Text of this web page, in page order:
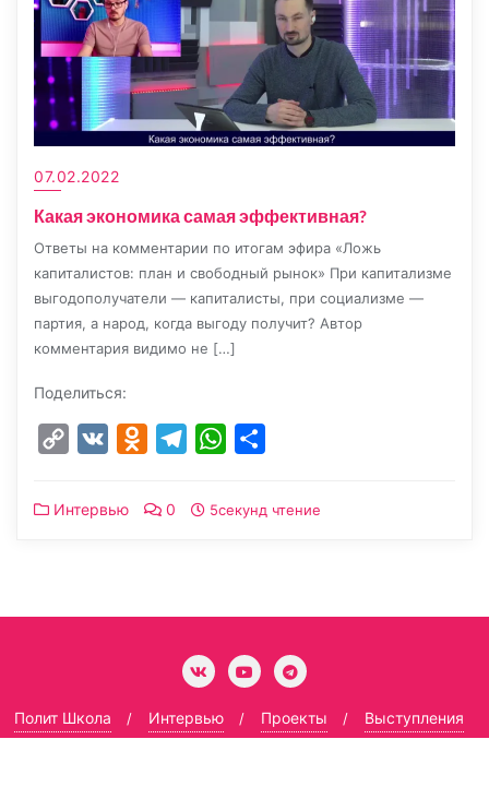
07.02.2022
Какая экономика самая эффективная?
Ответы на комментарии по итогам эфира «Ложь
капиталистов: план и свободный рынок» При капитализме
выгодополучатели — капиталисты, при социализме —
партия, а народ, когда выгоду получит? Автор
комментария видимо не […]
Поделиться:
Copy
VK Odnoklassniki
TelegramWhatsApp
Интервью 0 5секунд чтение
Полит Школа Интервью Проекты
Выступления